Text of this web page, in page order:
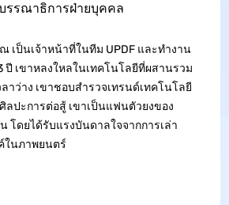
รรณาธิการฝ่ายบุคคล
เป็นเจ้าหน้าที่ในทีม UPDF และทำงาน
ปี เขาหลงใหลในเทคโนโลยีที่ผสานรวม
าว่าง เขาชอบสำรวจเทรนด์เทคโนโลยี
ลปะการต่อสู้ เขาเป็นแฟนตัวยงของ
โดยได้รับแรงบันดาลใจจากการเล่า
ในภาพยนตร์